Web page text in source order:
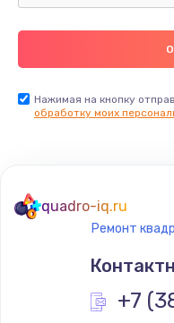
Нажимая на кнопку
обработку моих
quadro-iq.ru
Ремонт
+7